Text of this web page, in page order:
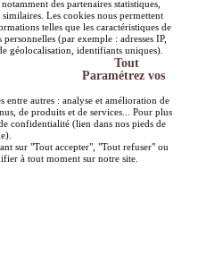
des partenaires statistiques,
Les cookies nous permettent
telles que les caractéristiques de
(par exemple : adresses IP,
géolocalisation, identifiants uniques).
Tout
Paramétrez vos
entre autres : analyse et amélioration de
de produits et de services... Pour plus
confidentialité (lien dans nos pieds de
sur "Tout accepter", "Tout refuser" ou
à tout moment sur notre site.